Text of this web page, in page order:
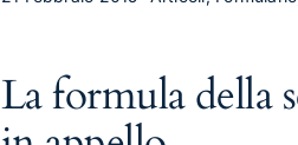
La formula della